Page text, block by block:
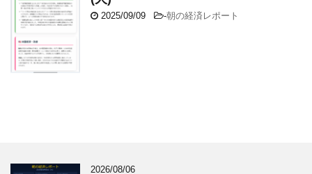
2025/09/09 -朝の経済レポート
2026/08/06